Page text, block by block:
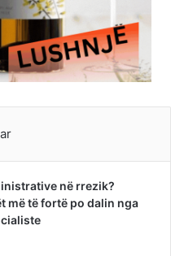
në rrezik?
më të fortë po dalin nga